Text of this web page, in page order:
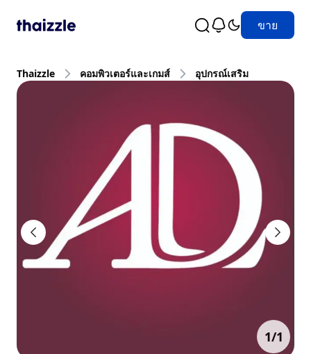
ขาย
Thaizzle คอมพิวเตอร์และเกมส์ อุปกรณ์เสริม
1/1